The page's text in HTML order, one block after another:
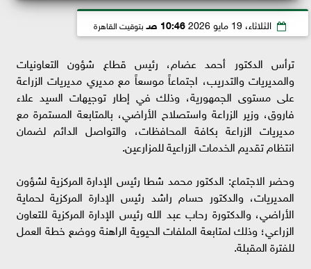
الثلاثاء، 19 مايو 2026 10:46 صـ بتوقيت القاهرة
ترأس الدكتور أحمد عضام، رئيس قطاع شؤون التعاونيات
والمديريات والتدريب، اجتماعاً موسعاً مع مديري مديريات الزراعة
على مستوى الجمهورية، وذلك في إطار توجيهات السيد علاء
فاروق، وزير الزراعة واستصلاح الأراضي، بالمتابعة المستمرة مع
مديريات الزراعة بكافة المحافظات، والتواصل الدائم لضمان
انتظام تقديم الخدمات الزراعية للمزارعين.
وحضر الاجتماع: الدكتور محمد شطا رئيس الإدارة المركزية لشؤون
المديريات، والدكتور حسام راشد رئيس الإدارة المركزية لحماية
الأراضي، والدكتورة رحاب عبد الله رئيس الإدارة المركزية للتعاون
الزراعي؛ وذلك لمتابعة الملفات الحيوية الراهنة ووضع خطة العمل
للفترة المقبلة.